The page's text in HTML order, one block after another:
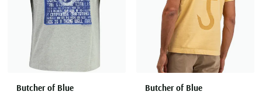
Butcher of Blue Butcher of Blue